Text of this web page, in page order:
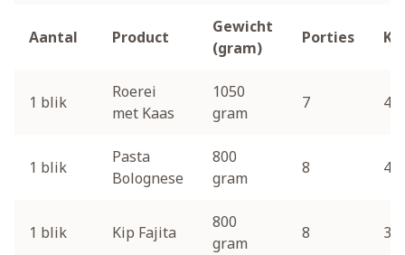
Aantal Product
Gewicht
(gram)
Porties
1 blik
Roerei
met Kaas
1050
gram
7
1 blik
Pasta
Bolognese
800
gram
8
1 blik Kip Fajita
800
gram
8